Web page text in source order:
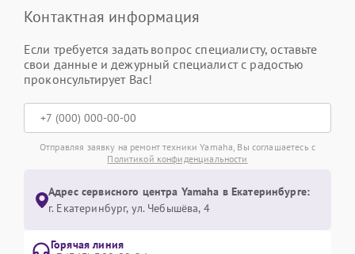
Контактная информация
Если требуется задать вопрос специалисту, оставьте
свои данные и дежурный специалист с радостью
проконсультирует Вас!
Отправляя заявку на ремонт техники Yamaha, Вы соглашаетесь с
Политикой конфиденциальности
Адрес сервисного центра Yamaha в Екатеринбурге:
г. Екатеринбург, ул. Чебышёва, 4
Горячая линия